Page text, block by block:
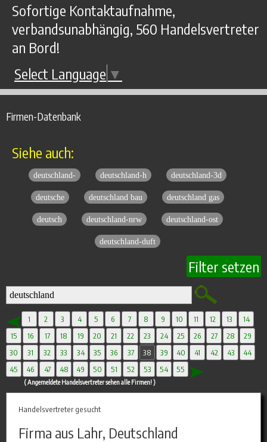
Sofortige Kontaktaufnahme,
verbandsunabhängig, 560 Handelsvertreter
an Bord!
Select Language ▼
Firmen-Datenbank
Siehe auch:
deutschland- deutschland-h deutschland-3d
deutsche deutschland bau deutschland gas
deutsch deutschland-nrw deutschland-ost
deutschland-duft
Filter setzen
1 2 3 4 5 6 7 8 9 10 11 12 13
14
15
16 17 18 19 20 21 22 23 24 25 26 27 28
29
30
31 32 33 34 35 36 37 38 39 40 41 42 43
44
45
46 47 48 49 50 51 52 53 54 55
( Angemeldete Handelsvertreter sehen alle Firmen! )
Handelsvertreter gesucht
Firma aus Lahr, Deutschland